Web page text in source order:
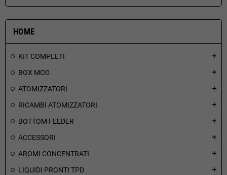
HOME
KIT COMPLETI add
BOX MOD add
ATOMIZZATORI add
RICAMBI ATOMIZZATORI add
BOTTOM FEEDER add
ACCESSORI add
AROMI CONCENTRATI add
LIQUIDI PRONTI TPD add